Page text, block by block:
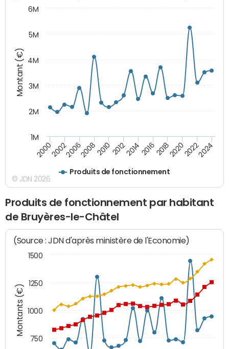
Montant (€)
Produits de fonctionnement
20002002200620082010 2012201420162018202020222024
1M
2M
3M
4M
5M
6M
© JDN 2026
Produits de fonctionnement par habitant
de Bruyères-le-Châtel
Montants (€)
(Source : JDN d'après ministère de l'Economie)
750
1000
1250
1500